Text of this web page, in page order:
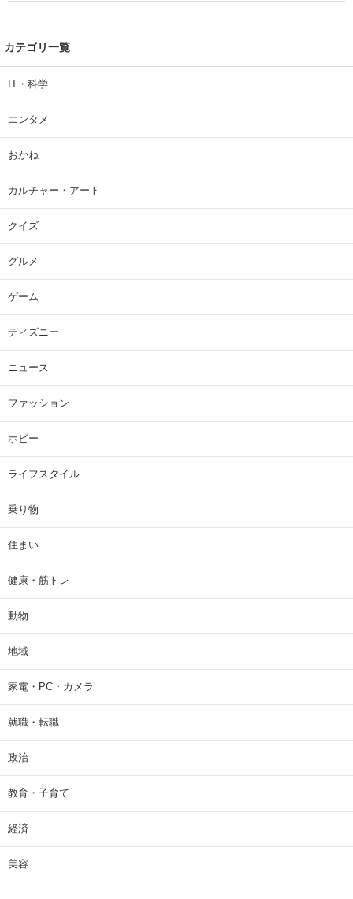
カテゴリ一覧
IT・科学
エンタメ
おかね
カルチャー・アート
クイズ
グルメ
ゲーム
ディズニー
ニュース
ファッション
ホビー
ライフスタイル
乗り物
住まい
健康・筋トレ
動物
地域
家電・PC・カメラ
就職・転職
政治
教育・子育て
経済
美容